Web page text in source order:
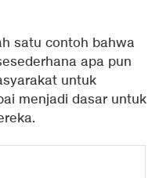
satu contoh bahwa
apa pun
untuk
menjadi dasar untuk